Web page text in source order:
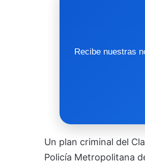
Recibe nuestras
Un plan criminal del
Policía Metropolitana